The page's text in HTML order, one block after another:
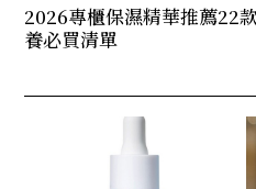
2026專櫃保濕精華推薦22
養必買清單